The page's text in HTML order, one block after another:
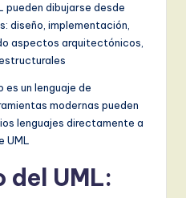
pueden dibujarse desde
diseño, implementación,
aspectos arquitectónicos,
es un lenguaje de
modernas pueden
lenguajes directamente a
UML
del UML: